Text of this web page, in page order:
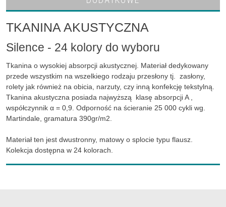
TKANINA AKUSTYCZNA
Silence - 24 kolory do wyboru
Tkanina o wysokiej absorpcji akustycznej. Materiał dedykowany
przede wszystkim na wszelkiego rodzaju przesłony tj. zasłony,
rolety jak również na obicia, narzuty, czy inną konfekcję tekstylną.
Tkanina akustyczna posiada najwyższą klasę absorpcji A ,
współczynnik α = 0,9. Odporność na ścieranie 25 000 cykli wg.
Martindale, gramatura 390gr/m2.
Materiał ten jest dwustronny, matowy o splocie typu flausz.
Kolekcja dostępna w 24 kolorach.